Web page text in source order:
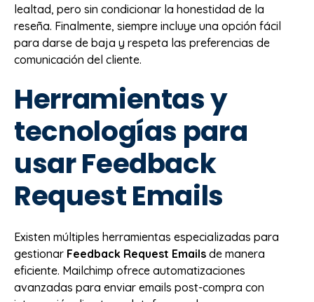
lealtad, pero sin condicionar la honestidad de la
reseña. Finalmente, siempre incluye una opción fácil
para darse de baja y respeta las preferencias de
comunicación del cliente.
Herramientas y
tecnologías para
usar Feedback
Request Emails
Existen múltiples herramientas especializadas para
gestionar Feedback Request Emails de manera
eficiente. Mailchimp ofrece automatizaciones
avanzadas para enviar emails post-compra con